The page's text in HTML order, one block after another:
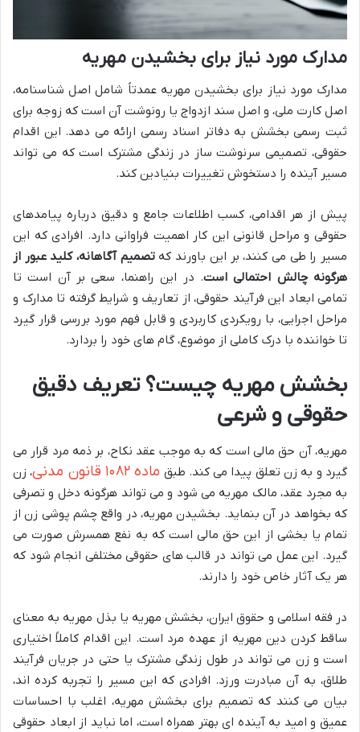
مدارک مورد نیاز برای بخشیدن مهریه
مدارک مورد نیاز برای بخشیدن مهریه عمدتاً شامل اصل شناسنامه،
اصل کارت ملی، و اصل سند ازدواج یا رونوشت آن است که زوجه برای
ثبت رسمی بخشش به دفاتر اسناد رسمی ارائه می دهد. این اقدام
حقوقی، تصمیمی سرنوشت ساز در زندگی مشترک است که می تواند
مسیر آینده را دستخوش تغییرات بنیادین کند.
پیش از هر اقدامی، کسب اطلاعات جامع و دقیق درباره پیامدهای
حقوقی و مراحل قانونی این کار اهمیت فراوانی دارد. افرادی که این
مسیر را طی می کنند، بر این باورند کهتصمیم آگاهانه، کلید عبور از
هرگونه چالش احتمالی است. در این راهنما، سعی بر آن است تا
تمامی ابعاد این فرآیند حقوقی، از تعاریف و شرایط گرفته تا مدارک و
مراحل اجرایی، با رویکردی کاربردی و قابل فهم مورد بررسی قرار گیرد
تا خواننده با درک کاملی از موضوع، گام های خود را بردارد.
بخشش مهریه چیست؟ تعریف دقیق
حقوقی و شرعی
مهریه، آن حق مالی است که به موجب عقد نکاح، بر ذمه مرد قرار می
گیرد و به زن تعلق پیدا می کند. طبق ماده ۱۰۸۲ قانون مدنی
، زن
به مجرد عقد، مالک مهریه می شود و می تواند هرگونه دخل و تصرفی
که بخواهد در آن بنماید. بخشیدن مهریه، در واقع چشم پوشی زن از
تمام یا بخشی از این حق مالی است که به نفع همسرش صورت می
گیرد. این عمل می تواند در قالب های حقوقی مختلفی انجام شود که
هر یک آثار خاص خود را دارند.
در فقه اسلامی و حقوق ایران، بخشش مهریه یا بذل مهریه به معنای
ساقط کردن دین مهریه از عهده مرد است. این اقدام کاملاً اختیاری
است و زن می تواند در طول زندگی مشترک یا حتی در جریان فرآیند
طلاق، به آن مبادرت ورزد. افرادی که این مسیر را تجربه کرده اند،
بیان می کنند که تصمیم برای بخشش مهریه، اغلب با احساسات
عمیق و امید به آینده ای بهتر همراه است، اما نباید از ابعاد حقوقی